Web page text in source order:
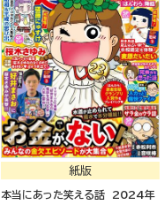
紙版
本当にあった笑える話 2024年